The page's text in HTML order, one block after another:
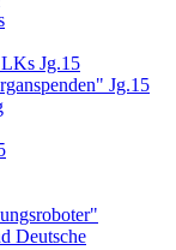
Jg.15
Jg.15
Deutsche